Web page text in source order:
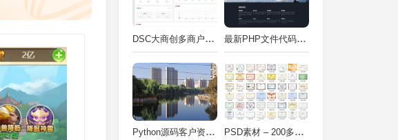
DSC大商创多商户电商系统完整部署教程（附PHP7.4/PHP8兼容修复方案） 最新PHP文件代码加密系统 在线PHP加密系统 全开源 亲测可用
Python源码客户资料管理系统V2.2一键运行 PSD素材 – 200多种类型证书PSD源码